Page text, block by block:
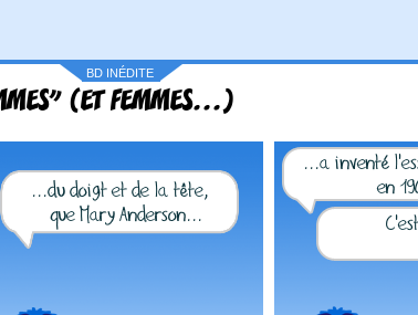
BD INÉDITE
(ET FEMMES...)